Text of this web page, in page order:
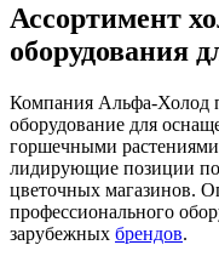
Ассортимент
оборудования
Компания Альфа-Холод
оборудование для
горшечными
лидирующие позиции
цветочных магазинов.
профессионального
зарубежных брендов.